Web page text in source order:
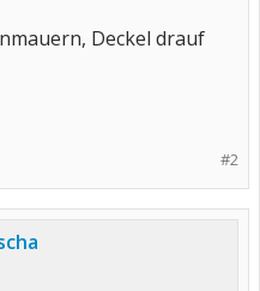
Deckel drauf
#2